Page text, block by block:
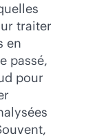
traiter
en
passé,
pour